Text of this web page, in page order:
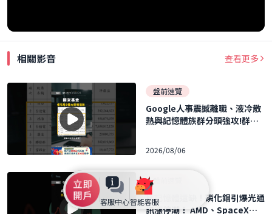
客服中心智能客服
相關影音 查看更多
盤前速覽
Google人事震撼離職、液冷散
熱與記憶體族群分頭強攻!群聯
｜2026.08.06
2026/08/06
盤前速覽
比記憶體還缺！磷化銦引爆光通
訊漲停潮！ AMD、SpaceX財